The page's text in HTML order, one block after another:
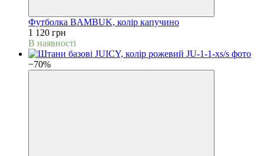
Футболка BAMBUK, колір капучино
1 120 грн
В наявності
−70%